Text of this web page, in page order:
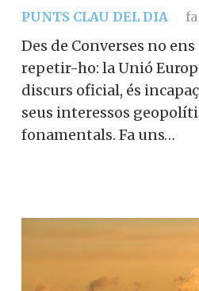
PUNTS CLAU DEL DIA
Des de Converses no
repetir-ho: la Unió
discurs oficial, és
seus interessos
fonamentals. Fa uns…